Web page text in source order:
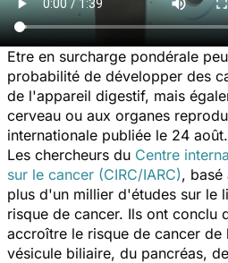
Etre en surcharge pondérale
probabilité de développer des
de l'appareil digestif, mais
cerveau ou aux organes
internationale publiée le 24 août.
Les chercheurs du Centre
sur le cancer (CIRC/IARC), basé
plus d'un millier d'études sur le
risque de cancer. Ils ont conclu
accroître le risque de cancer
vésicule biliaire, du pancréas,